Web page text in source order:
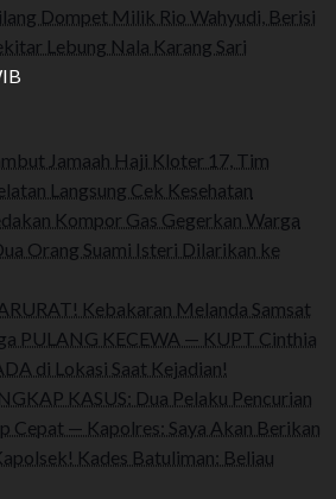
Dompet Milik Rio Wahyudi, Berisi
Lebung Nala Karang Sari
Jamaah Haji Kloter 17, Tim
Langsung Cek Kesehatan
Kompor Gas Gegerkan Warga
Orang Suami Isteri Dilarikan ke
Kebakaran Melanda Samsat
PULANG KECEWA — KUPT Cinthia
di Lokasi Saat Kejadian!
KASUS: Dua Pelaku Pencurian
Cepat — Kapolres: Saya Akan Berikan
Kades Batuliman: Beliau